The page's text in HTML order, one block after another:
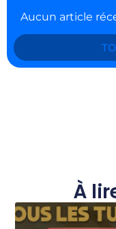
Aucun article
À